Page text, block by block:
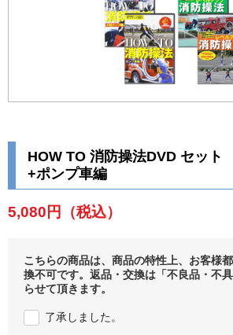
HOW TO 消防操法DVD セッ
+ポンプ車編
5,080円 （税込）
こちらの商品は、商品の特性上、お客様
換不可です。返品・交換は「不良品・不
らせて頂きます。
了承しました。